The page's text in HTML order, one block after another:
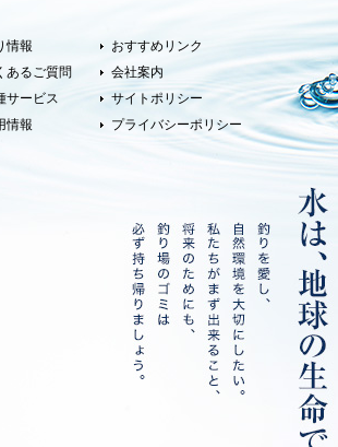
情報
あるご質問
サービス
情報
おすすめリンク
会社案内
サイトポリシー
プライバシーポリシー